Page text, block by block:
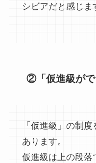
シビアだと感じま
②「仮進級がで
「仮進級」の制
あります。
仮進級は上の段落